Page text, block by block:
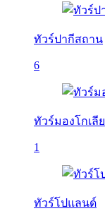
ทัวร์ปากีสถาน
6
ทัวร์มองโกเลีย
1
ทัวร์โปแลนด์